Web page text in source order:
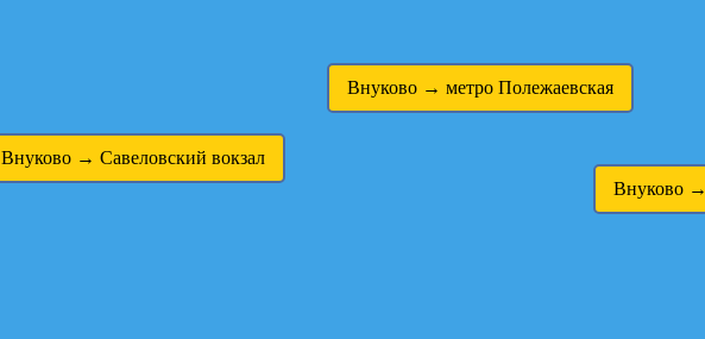
Внуково → Савеловский вокзал
Внуково → метро Полежаевская
Внуково →